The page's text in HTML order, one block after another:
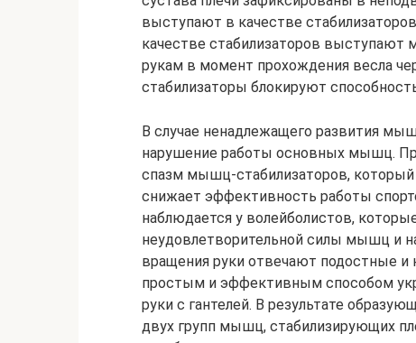
выступают в качестве
качестве стабилизаторов
рукам в момент прохождения весла
стабилизаторы блокируют
В случае ненадлежащего развития
нарушение работы основных мышц.
спазм мышц-стабилизаторов,
снижает эффективность работы
наблюдается у волейболистов,
неудовлетворительной силы мышц и
вращения руки отвечают подостные
простым и эффективным способом
руки с гантелей. В результате
двух групп мышц, стабилизирующих